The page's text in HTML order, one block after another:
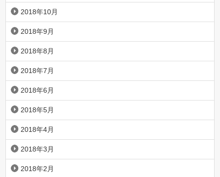
2018年10月
2018年9月
2018年8月
2018年7月
2018年6月
2018年5月
2018年4月
2018年3月
2018年2月